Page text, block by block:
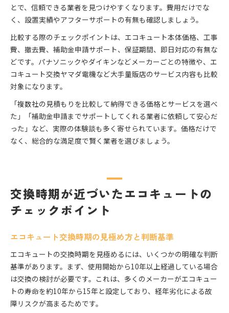
とで、信頼できる業者を見つけやすくなります。費用だけでな
く、設置実績やアフターサポートの有無も確認しましょう。
比較する際のチェックポイントは、エコキュート本体価格、工事
費、撤去費、補助金申請サポート、保証期間、即日対応の有無な
どです。パナソニックやダイキンなどメーカーごとの特徴や、エ
コキュート交換ヤマダ電機など大手量販店のサービス内容も比較
対象になります。
「複数社の見積もりを比較して納得できる価格とサービスを選べ
た」「補助金申請までサポートしてくれる業者に依頼して安心だ
った」など、実際の体験談も多く寄せられています。価格だけで
なく、総合的な満足度で賢く業者を選びましょう。
交換時期が近づいたエコキュートの
チェックポイント
エコキュート交換時期の見極め方と判断基準
エコキュートの交換時期を見極めるには、いくつかの明確な判断
基準があります。まず、使用開始から10年以上経過している場合
は交換の検討が必要です。これは、多くのメーカーがエコキュー
トの寿命を約10年から15年と設定しており、経年劣化による故
障リスクが高まるためです。